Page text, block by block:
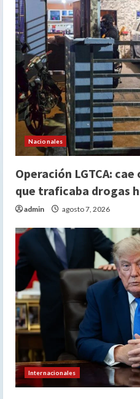
Nacionales
Operación LGTCA:
que traficaba drogas
admin agosto 7, 2026
Internacionales